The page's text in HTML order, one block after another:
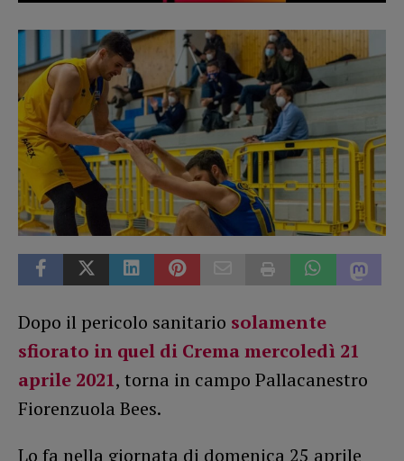
Dopo il pericolo sanitario solamente
sfiorato in quel di Crema mercoledì 21
aprile 2021, torna in campo Pallacanestro
Fiorenzuola Bees.
Lo fa nella giornata di domenica 25 aprile